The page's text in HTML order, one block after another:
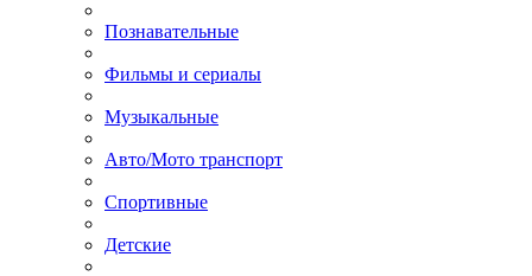
Познавательные
Фильмы и сериалы
Музыкальные
Авто/Мото транспорт
Спортивные
Детские